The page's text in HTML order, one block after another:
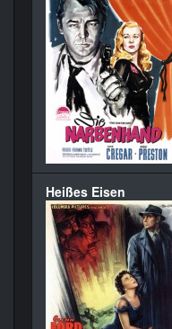
Heißes Eisen